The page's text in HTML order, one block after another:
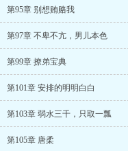
第95章 别想贿赂我
第97章 不卑不亢，男儿本色
第99章 撩弟宝典
第101章 安排的明明白白
第103章 弱水三千，只取一瓢
第105章 唐柔